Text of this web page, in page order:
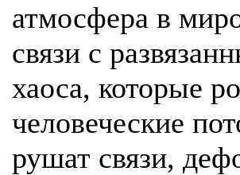
атмосфера в
связи с
хаоса, которые
человеческие
рушат связи,